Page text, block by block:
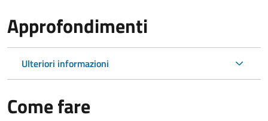
Approfondimenti
Ulteriori informazioni
Come fare